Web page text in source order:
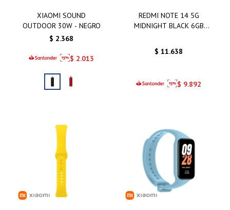
XIAOMI SOUND
OUTDOOR 30W - NEGRO
$ 2.368
$ 2.013
REDMI NOTE 14 5G
MIDNIGHT BLACK 6GB
$ 11.638
$ 9.892